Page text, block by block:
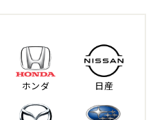
ホンダ 日産